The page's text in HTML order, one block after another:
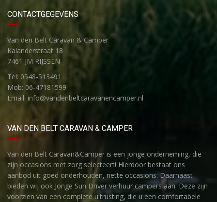
CONTACTGEGEVENS
Van den Belt Caravan & Camper
Kalanderstraat 18
7461 JM RIJSSEN
Tel: 0548-513491
Mob: 06-47181599
Email: info@vandenbeltcaravanencamper.nl
VAN DEN BELT CARAVAN & CAMPER
Van den Belt Caravan&Camper is een jonge onderneming, die
zijn occasions met zorg selecteert! Hierdoor bestaat ons
aanbod uit goed onderhouden, nette occasions. Daarnaast
bieden wij ook Jonge Sun Driver verhuur campers aan. Deze zijn
voorzien van een complete uitrusting, die u een comfortabele